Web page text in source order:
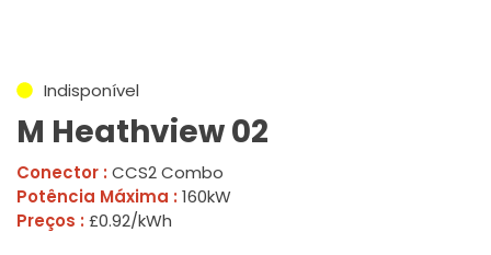
Indisponível
M Heathview 02
Conector : CCS2 Combo
Potência Máxima : 160kW
Preços : £0.92/kWh